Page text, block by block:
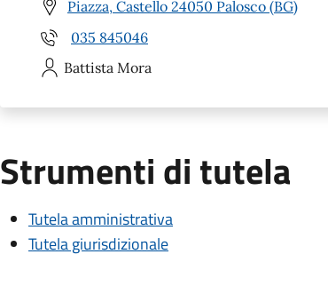
Piazza, Castello 24050 Palosco (BG)
035 845046
Battista Mora
Strumenti di tutela
Tutela amministrativa
Tutela giurisdizionale